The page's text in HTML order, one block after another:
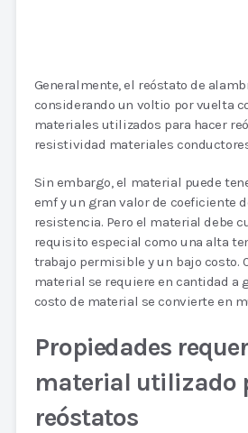
Generalmente, el reóstato de
considerando un voltio por vuelta
materiales utilizados para hacer
resistividad materiales
Sin embargo, el material puede
emf y un gran valor de coeficiente
resistencia. Pero el material debe
requisito especial como una alta
trabajo permisible y un bajo costo.
material se requiere en cantidad a
costo de material se convierte en
Propiedades
material utilizado
reóstatos